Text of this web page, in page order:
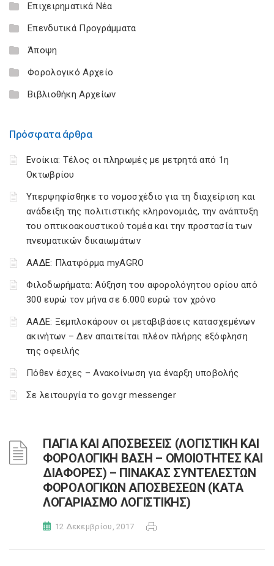
Επιχειρηματικά Νέα
Επενδυτικά Προγράμματα
Άποψη
Φορολογικό Αρχείο
Βιβλιοθήκη Αρχείων
Πρόσφατα άρθρα
Ενοίκια: Τέλος οι πληρωμές με μετρητά από 1η
Οκτωβρίου
Υπερψηφίσθηκε το νομοσχέδιο για τη διαχείριση και
ανάδειξη της πολιτιστικής κληρονομιάς, την ανάπτυξη
του οπτικοακουστικού τομέα και την προστασία των
πνευματικών δικαιωμάτων
ΑΑΔΕ: Πλατφόρμα myAGRO
Φιλοδωρήματα: Αύξηση του αφορολόγητου ορίου από
300 ευρώ τον μήνα σε 6.000 ευρώ τον χρόνο
ΑΑΔΕ: Ξεμπλοκάρουν οι μεταβιβάσεις κατασχεμένων
ακινήτων – Δεν απαιτείται πλέον πλήρης εξόφληση
της οφειλής
Πόθεν έσχες – Ανακοίνωση για έναρξη υποβολής
Σε λειτουργία το gov.gr messenger
ΠΑΓΙΑ ΚΑΙ ΑΠΟΣΒΕΣΕΙΣ (ΛΟΓΙΣΤΙΚΗ ΚΑΙ
ΦΟΡΟΛΟΓΙΚΗ ΒΑΣΗ – ΟΜΟΙΟΤΗΤΕΣ ΚΑΙ
ΔΙΑΦΟΡΕΣ) – ΠΙΝΑΚΑΣ ΣΥΝΤΕΛΕΣΤΩΝ
ΦΟΡΟΛΟΓΙΚΩΝ ΑΠΟΣΒΕΣΕΩΝ (ΚΑΤΑ
ΛΟΓΑΡΙΑΣΜΟ ΛΟΓΙΣΤΙΚΗΣ)
12 Δεκεμβρίου, 2017